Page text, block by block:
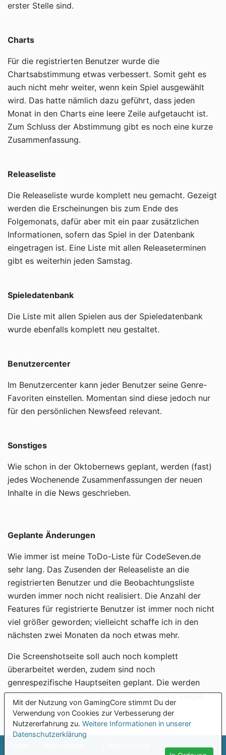
Mit der Nutzung von GamingCore stimmt Du der
Verwendung von Cookies zur Verbesserung der
Nutzererfahrung zu. Weitere Informationen in unserer
Datenschutzerklärung
erster Stelle sind.
Charts
Für die registrierten Benutzer wurde die
Chartsabstimmung etwas verbessert. Somit geht es
auch nicht mehr weiter, wenn kein Spiel ausgewählt
wird. Das hatte nämlich dazu geführt, dass jeden
Monat in den Charts eine leere Zeile aufgetaucht ist.
Zum Schluss der Abstimmung gibt es noch eine kurze
Zusammenfassung.
Releaseliste
Die Releaseliste wurde komplett neu gemacht. Gezeigt
werden die Erscheinungen bis zum Ende des
Folgemonats, dafür aber mit ein paar zusätzlichen
Informationen, sofern das Spiel in der Datenbank
eingetragen ist. Eine Liste mit allen Releaseterminen
gibt es weiterhin jeden Samstag.
Spieledatenbank
Die Liste mit allen Spielen aus der Spieledatenbank
wurde ebenfalls komplett neu gestaltet.
Benutzercenter
Im Benutzercenter kann jeder Benutzer seine Genre-
Favoriten einstellen. Momentan sind diese jedoch nur
für den persönlichen Newsfeed relevant.
Sonstiges
Wie schon in der Oktobernews geplant, werden (fast)
jedes Wochenende Zusammenfassungen der neuen
Inhalte in die News geschrieben.
Geplante Änderungen
Wie immer ist meine ToDo-Liste für CodeSeven.de
sehr lang. Das Zusenden der Releaseliste an die
registrierten Benutzer und die Beobachtungsliste
wurden immer noch nicht realisiert. Die Anzahl der
Features für registrierte Benutzer ist immer noch nicht
viel größer geworden; vielleicht schaffe ich in den
nächsten zwei Monaten da noch etwas mehr.
Die Screenshotseite soll auch noch komplett
überarbeitet werden, zudem sind noch
genrespezifische Hauptseiten geplant. Die werden
dann so ähnlich wie die Startseite aussehen, zeigen
aber nur Inhalte eines bestimmten Genres.